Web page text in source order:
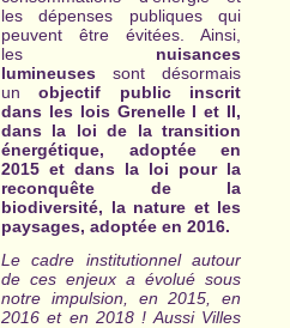
les dépenses publiques qui
peuvent être évitées. Ainsi,
les nuisances
lumineuses sont désormais
unobjectif public inscrit
dans les lois Grenelle I et II,
dans la loi de la transition
énergétique, adoptée en
2015 et dans la loi pour la
reconquête de la
biodiversité, la nature et les
paysages, adoptée en 2016.
Le cadre institutionnel autour
de ces enjeux a évolué sous
notre impulsion, en 2015, en
2016 et en 2018 ! Aussi Villes